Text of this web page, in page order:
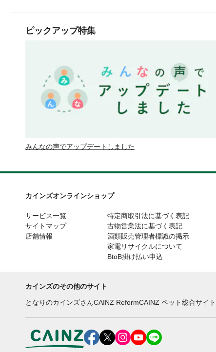
ピックアップ特集
みんなの声でアップデートしました
カインズオンラインショップ
サービス一覧
サイトマップ
店舗情報
特定商取引法に基づく表記
古物営業法に基づく表記
酒類販売管理者標識の掲示
家電リサイクルについて
BtoB掛け払い申込
カインズのその他のサイト
となりのカインズさんCAINZ ReformCAINZ ペット総合サイト